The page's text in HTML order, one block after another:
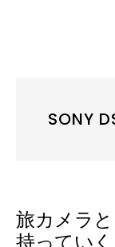
SONY
旅カメラ